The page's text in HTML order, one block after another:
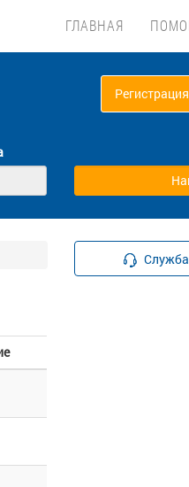
ГЛАВНАЯ
Регистрация